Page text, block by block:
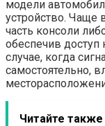
модели
устройство. Чаще
часть консоли
обеспечив доступ
случае, когда
самостоятельно,
Читайте также